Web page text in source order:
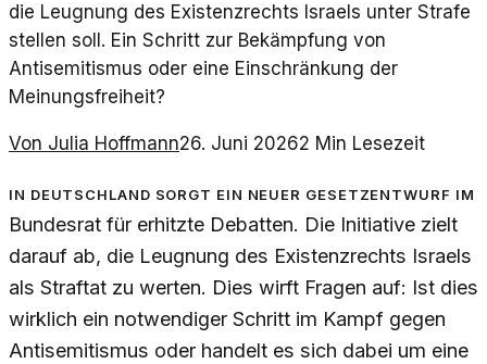
die Leugnung des Existenzrechts Israels unter Strafe
stellen soll. Ein Schritt zur Bekämpfung von
Antisemitismus oder eine Einschränkung der
Meinungsfreiheit?
Von Julia Hoffmann26. Juni 20262 Min Lesezeit
In Deutschland sorgt ein neuer Gesetzentwurf im
Bundesrat für erhitzte Debatten. Die Initiative zielt
darauf ab, die Leugnung des Existenzrechts Israels
als Straftat zu werten. Dies wirft Fragen auf: Ist dies
wirklich ein notwendiger Schritt im Kampf gegen
Antisemitismus oder handelt es sich dabei um eine